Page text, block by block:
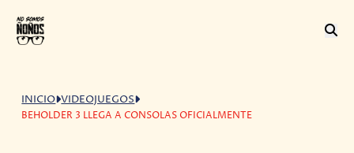
INICIO VIDEOJUEGOS
BEHOLDER 3 LLEGA A CONSOLAS OFICIALMENTE